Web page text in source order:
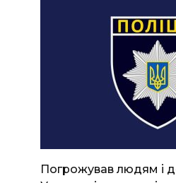
Погрожував людям і